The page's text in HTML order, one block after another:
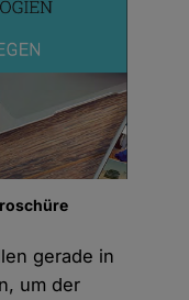
gerade in
um der